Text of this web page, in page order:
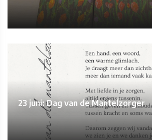
23 juni: Dag van de Mantelzorger